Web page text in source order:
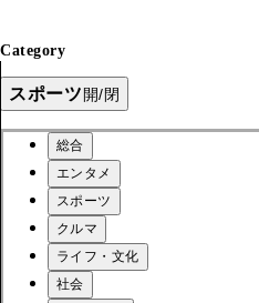
Category
スポーツ開/閉
総合
エンタメ
スポーツ
クルマ
ライフ・文化
社会